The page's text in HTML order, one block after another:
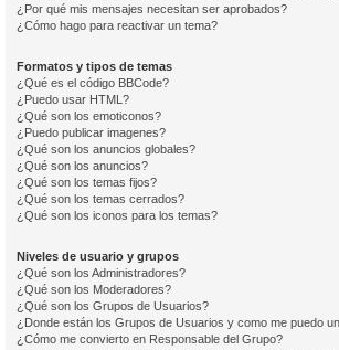
¿Por qué mis mensajes necesitan ser aprobados?
¿Cómo hago para reactivar un tema?
Formatos y tipos de temas
¿Qué es el código BBCode?
¿Puedo usar HTML?
¿Qué son los emoticonos?
¿Puedo publicar imagenes?
¿Qué son los anuncios globales?
¿Qué son los anuncios?
¿Qué son los temas fijos?
¿Qué son los temas cerrados?
¿Qué son los iconos para los temas?
Niveles de usuario y grupos
¿Qué son los Administradores?
¿Qué son los Moderadores?
¿Qué son los Grupos de Usuarios?
¿Donde están los Grupos de Usuarios y como me puedo
¿Cómo me convierto en Responsable del Grupo?